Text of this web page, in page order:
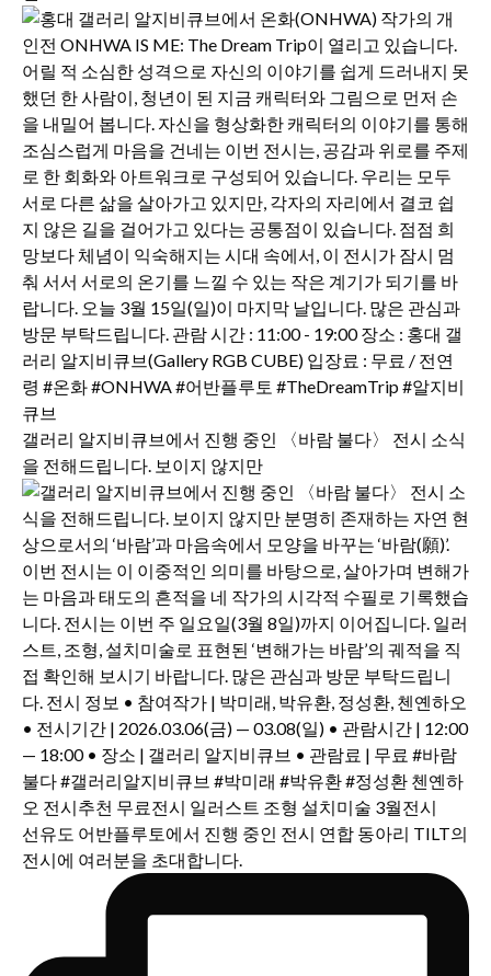
갤러리 알지비큐브에서 진행 중인 〈바람 불다〉 전시 소식
을 전해드립니다. 보이지 않지만
선유도 어반플루토에서 진행 중인 전시 연합 동아리 TILT의
전시에 여러분을 초대합니다.